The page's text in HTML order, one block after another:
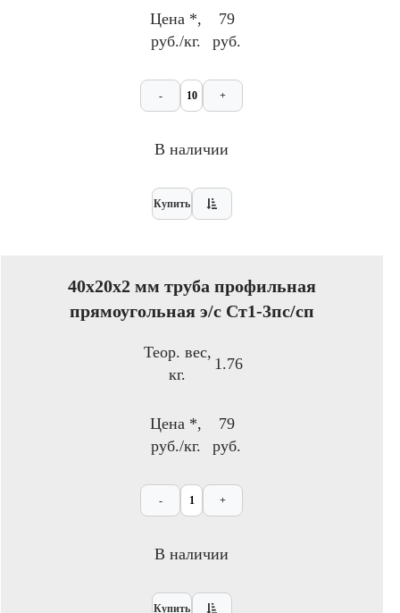
Цена *,
руб./кг.
79
руб.
- +
В наличии
Купить
40x20х2 мм труба профильная
прямоугольная э/с Ст1-3пс/сп
Теор. вес,
кг.
1.76
Цена *,
руб./кг.
79
руб.
- +
В наличии
Купить